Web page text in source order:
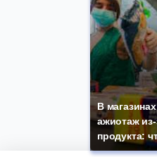
В
ажиотаж из-
продукта: